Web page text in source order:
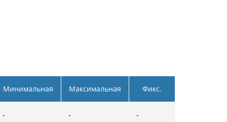
Минимальная Максимальная Фикс.
- - -